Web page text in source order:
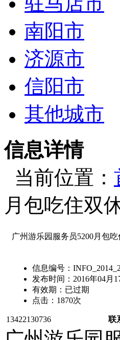
南阳市
济源市
信阳市
其他城市
信息详情
当前位置：
月包吃住双
广州游乐园服务员5200月包
信息编号：
发布时间： 2016年04月
有效期： 已过期
点击： 1870次
13422130736 联